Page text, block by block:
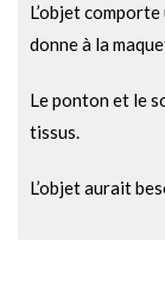
L’objet
donne à la
Le ponton et le
tissus.
L’objet aurait